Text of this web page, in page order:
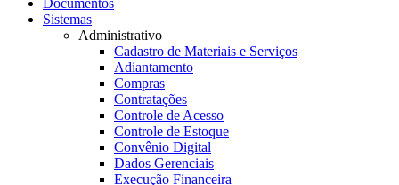
Documentos
Sistemas
Administrativo
Cadastro de Materiais e Serviços
Adiantamento
Compras
Contratações
Controle de Acesso
Controle de Estoque
Convênio Digital
Dados Gerenciais
Execução Financeira